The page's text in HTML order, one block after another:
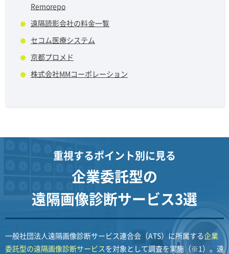
Remorepo
遠隔読影会社の料金一覧
セコム医療システム
京都プロメド
株式会社MMコーポレーション
重視するポイント別に見る
企業委託型の
遠隔画像診断サービス3選
一般社団法人遠隔画像診断サービス連合会（ATS）に所属する企業
委託型の遠隔画像診断サービスを対象として調査を実施（※1）。遠